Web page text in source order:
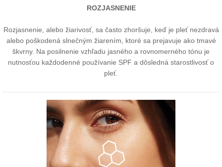
ROZJASNENIE
Rozjasnenie, alebo žiarivosť, sa často zhoršuje, keď je pleť nezdravá
alebo poškodená slnečným žiarením, ktoré sa prejavuje ako tmavé
škvrny. Na posilnenie vzhľadu jasného a rovnomerného tónu je
nutnosťou každodenné používanie SPF a dôsledná starostlivosť o
pleť.